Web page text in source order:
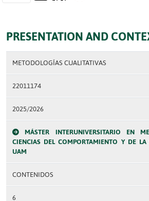
PRESENTATION AND
METODOLOGÍAS CUALITATIVAS
22011174
2025/2026
MÁSTER INTERUNIVERSITARIO EN
CIENCIAS DEL COMPORTAMIENTO Y DE
UAM
CONTENIDOS
6